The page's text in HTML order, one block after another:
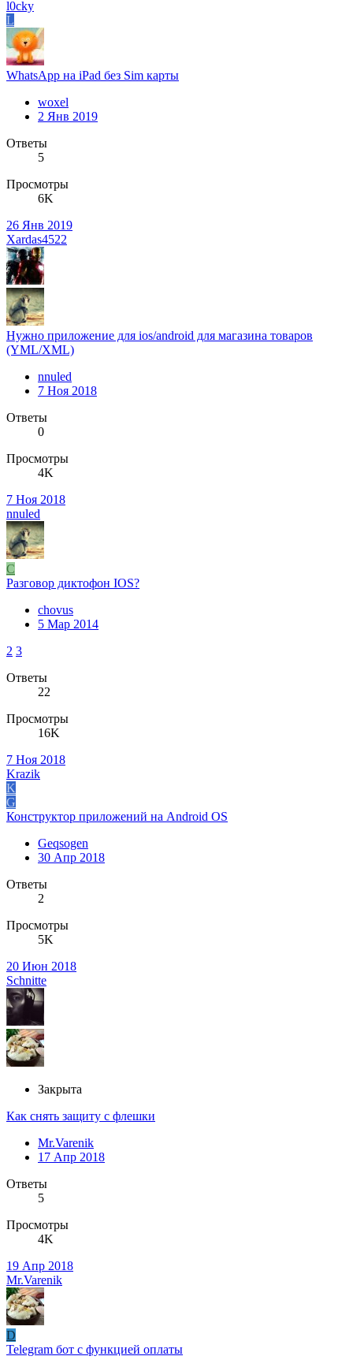
l0cky
L
WhatsApp на iPad без Sim карты
woxel
2 Янв 2019
Ответы
5
Просмотры
6K
26 Янв 2019
Xardas4522
Нужно приложение для ios/android для магазина товаров
(YML/XML)
nnuled
7 Ноя 2018
Ответы
0
Просмотры
4K
7 Ноя 2018
nnuled
C
Разговор диктофон IOS?
chovus
5 Мар 2014
2 3
Ответы
22
Просмотры
16K
7 Ноя 2018
Krazik
K
G
Конструктор приложений на Android OS
Geqsogen
30 Апр 2018
Ответы
2
Просмотры
5K
20 Июн 2018
Schnitte
Закрыта
Как снять защиту с флешки
Mr.Varenik
17 Апр 2018
Ответы
5
Просмотры
4K
19 Апр 2018
Mr.Varenik
D
Telegram бот с функцией оплаты